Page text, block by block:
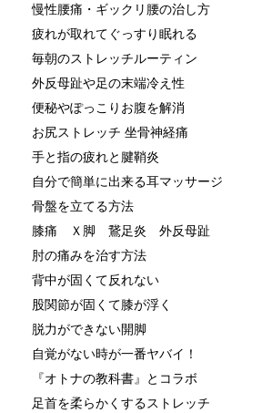
慢性腰痛・ギックリ腰の治し方
疲れが取れてぐっすり眠れる
毎朝のストレッチルーティン
外反母趾や足の末端冷え性
便秘やぽっこりお腹を解消
お尻ストレッチ 坐骨神経痛
手と指の疲れと腱鞘炎
自分で簡単に出来る耳マッサージ
骨盤を立てる方法
膝痛 Ｘ脚 鵞足炎 外反母趾
肘の痛みを治す方法
背中が固くて反れない
股関節が固くて膝が浮く
脱力ができない開脚
自覚がない時が一番ヤバイ！
『オトナの教科書』とコラボ
足首を柔らかくするストレッチ